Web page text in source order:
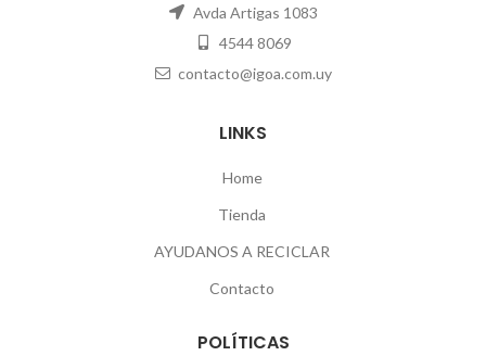
Avda Artigas 1083
4544 8069
contacto@igoa.com.uy
LINKS
Home
Tienda
AYUDANOS A RECICLAR
Contacto
POLÍTICAS